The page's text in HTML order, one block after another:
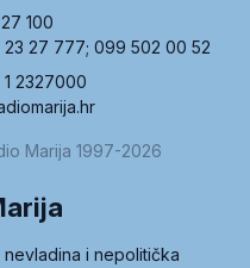
100
23 27 777; 099 502 00 52
2327000
Marija 1997-2026
i nepolitička